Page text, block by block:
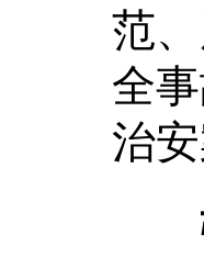
范
全
治